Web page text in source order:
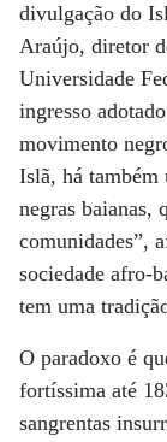
divulgação do
Araújo, diretor
Universidade
ingresso
movimento
Islã, há também
negras baianas,
comunidades”,
sociedade afro-
tem uma
O paradoxo é
fortíssima até
sangrentas